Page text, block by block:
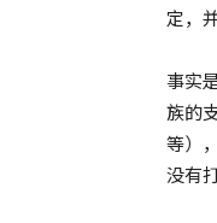
定，
事实
族的
等）
没有